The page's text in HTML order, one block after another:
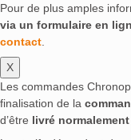
Pour de plus amples
via un formulaire en
contact
X
Les commandes
finalisation de la
d’être livré